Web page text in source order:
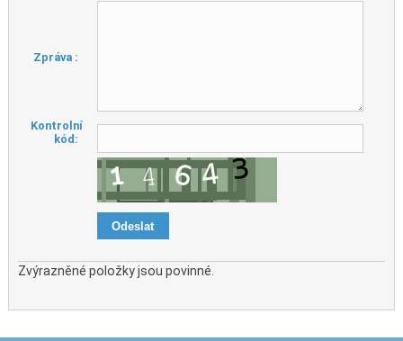
Zpráva :
Kontrolní
kód:
Zvýrazněné položky jsou povinné.